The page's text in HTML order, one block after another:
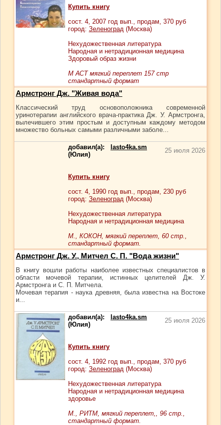
Купить книгу
сост. 4, 2007 год вып., продам, 370 руб
город: Зеленоград (Москва)
Нехудожественная литература
Народная и нетрадиционная медицина
Здоровый образ жизни
М АСТ мягкий переплет 157 стр
стандартный формат
Армстронг Дж. "Живая вода"
Классический труд основоположника современной
уринотерапии английского врача-практика Дж. У. Армстронга,
вылечившего этим простым и доступным каждому методом
множество больных самыми различными заболе...
добавил(а):
lasto4ka.sm
(Юлия)
25 июля 2026
Купить книгу
сост. 4, 1990 год вып., продам, 230 руб
город: Зеленоград (Москва)
Нехудожественная литература
Народная и нетрадиционная медицина
М., КОКОН, мягкий переплет, 60 стр.,
стандартный формат.
Армстронг Дж. У., Митчел С. П. "Вода жизни"
В книгу вошли работы наиболее известных специалистов в
области мочевой терапии, истинных целителей Дж. У.
Армстронга и С. П. Митчела.
Мочевая терапия - наука древняя, была известна на Востоке
и...
добавил(а):
lasto4ka.sm
(Юлия)
25 июля 2026
Купить книгу
сост. 4, 1992 год вып., продам, 370 руб
город: Зеленоград (Москва)
Нехудожественная литература
Народная и нетрадиционная медицина
здоровье
М., РИТМ, мягкий переплет,, 96 стр.,
стандартный формат.